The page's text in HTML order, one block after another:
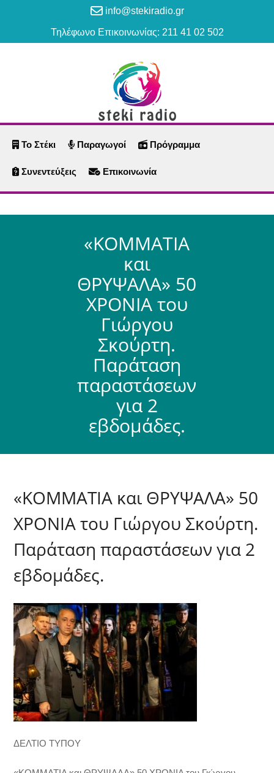
info@stekiradio.gr
Τηλέφωνο Επικοινωνίας: 211 41 02 502
Το Στέκι Παραγωγοί Πρόγραμμα
Συνεντεύξεις Επικοινωνία
«ΚΟΜΜΑΤΙΑ
και
ΘΡΥΨΑΛΑ» 50
ΧΡΟΝΙΑ του
Γιώργου
Σκούρτη.
Παράταση
παραστάσεων
για 2
εβδομάδες.
«ΚΟΜΜΑΤΙΑ και ΘΡΥΨΑΛΑ» 50
ΧΡΟΝΙΑ του Γιώργου Σκούρτη.
Παράταση παραστάσεων για 2
εβδομάδες.
ΔΕΛΤΙΟ ΤΥΠΟΥ